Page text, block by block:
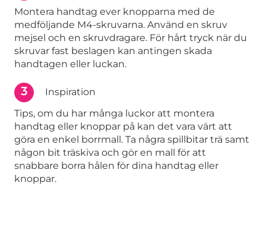
Montera handtag ever knopparna med de
medföljande M4-skruvarna. Använd en skruv
mejsel och en skruvdragare. För hårt tryck när du
skruvar fast beslagen kan antingen skada
handtagen eller luckan.
3
Inspiration
Tips, om du har många luckor att montera
handtag eller knoppar på kan det vara värt att
göra en enkel borrmall. Ta några spillbitar trä samt
någon bit träskiva och gör en mall för att
snabbare borra hålen för dina handtag eller
knoppar.